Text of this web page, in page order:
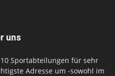
uns
Sportabteilungen für sehr
Adresse um -sowohl im